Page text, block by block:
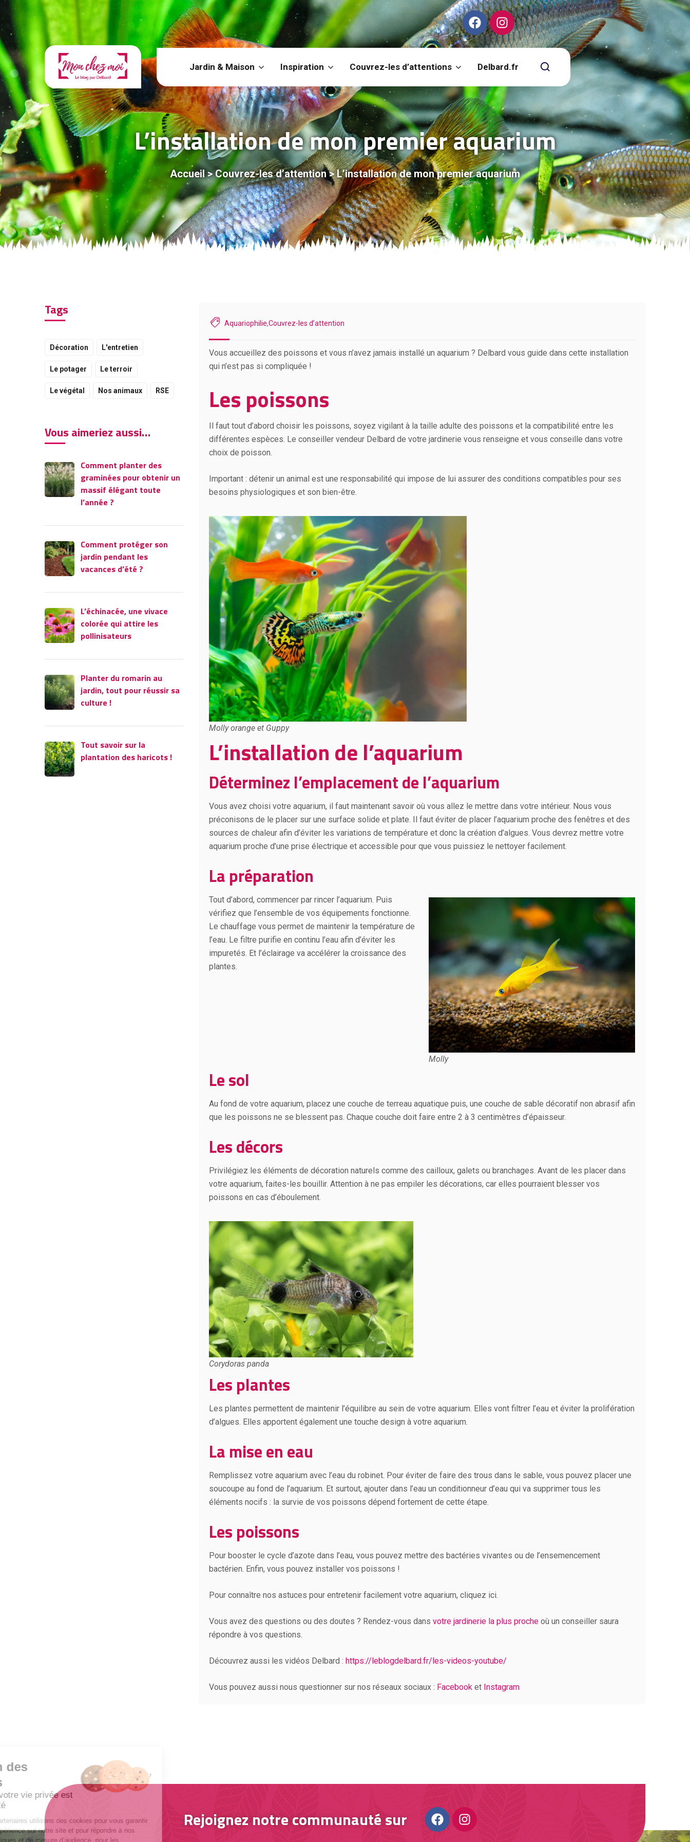
Jardin & Maison Inspiration Couvrez-les d’attentions Delbard.fr
L’installation de mon premier aquarium
Accueil>Couvrez-les d’attention>L’installation de mon premier aquarium
Aquariophilie,Couvrez-les d’attention
Vous accueillez des poissons et vous n’avez jamais installé un aquarium ? Delbard vous guide dans cette installation
qui n’est pas si compliquée !
Les poissons
Il faut tout d’abord choisir les poissons, soyez vigilant à la taille adulte des poissons et la compatibilité entre les
différentes espèces. Le conseiller vendeur Delbard de votre jardinerie vous renseigne et vous conseille dans votre
choix de poisson.
Important : détenir un animal est une responsabilité qui impose de lui assurer des conditions compatibles pour ses
besoins physiologiques et son bien-être.
Molly orange et Guppy
L’installation de l’aquarium
Déterminez l’emplacement de l’aquarium
Vous avez choisi votre aquarium, il faut maintenant savoir où vous allez le mettre dans votre intérieur. Nous vous
préconisons de le placer sur une surface solide et plate. Il faut éviter de placer l’aquarium proche des fenêtres et des
sources de chaleur afin d’éviter les variations de température et donc la création d’algues. Vous devrez mettre votre
aquarium proche d’une prise électrique et accessible pour que vous puissiez le nettoyer facilement.
La préparation
Molly
Tout d’abord, commencer par rincer l’aquarium. Puis
vérifiez que l’ensemble de vos équipements fonctionne.
Le chauffage vous permet de maintenir la température de
l’eau. Le filtre purifie en continu l’eau afin d’éviter les
impuretés. Et l’éclairage va accélérer la croissance des
plantes.
Le sol
Au fond de votre aquarium, placez une couche de terreau aquatique puis, une couche de sable décoratif non abrasif afin
que les poissons ne se blessent pas. Chaque couche doit faire entre 2 à 3 centimètres d’épaisseur.
Les décors
Privilégiez les éléments de décoration naturels comme des cailloux, galets ou branchages. Avant de les placer dans
votre aquarium, faites-les bouillir. Attention à ne pas empiler les décorations, car elles pourraient blesser vos
poissons en cas d’éboulement.
Corydoras panda
Les plantes
Les plantes permettent de maintenir l’équilibre au sein de votre aquarium. Elles vont filtrer l’eau et éviter la prolifération
d’algues. Elles apportent également une touche design à votre aquarium.
La mise en eau
Remplissez votre aquarium avec l’eau du robinet. Pour éviter de faire des trous dans le sable, vous pouvez placer une
soucoupe au fond de l’aquarium. Et surtout, ajouter dans l’eau un conditionneur d’eau qui va supprimer tous les
éléments nocifs : la survie de vos poissons dépend fortement de cette étape.
Les poissons
Pour booster le cycle d’azote dans l’eau, vous pouvez mettre des bactéries vivantes ou de l’ensemencement
bactérien. Enfin, vous pouvez installer vos poissons !
Pour connaître nos astuces pour entretenir facilement votre aquarium, cliquez ici.
Vous avez des questions ou des doutes ? Rendez-vous dans votre jardinerie la plus proche où un conseiller saura
répondre à vos questions.
Découvrez aussi les vidéos Delbard : https://leblogdelbard.fr/les-videos-youtube/
Vous pouvez aussi nous questionner sur nos réseaux sociaux : Facebook et Instagram
Tags
Décoration L'entretien
Le potager Le terroir
Le végétal Nos animaux RSE
Vous aimeriez aussi…
Comment planter des
graminées pour obtenir un
massif élégant toute
l’année ?
Comment protéger son
jardin pendant les
vacances d’été ?
L’échinacée, une vivace
colorée qui attire les
pollinisateurs
Planter du romarin au
jardin, tout pour réussir sa
culture !
Tout savoir sur la
plantation des haricots !
Rejoignez notre communauté sur
Gestion des
Respecter votre vie privée est
notre priorité
Nous et nos partenaires utilisons des cookies pour vous garantir
la meilleure expérience sur notre site et pour répondre à nos
besoins statistiques et de mesure d’audience, pour les